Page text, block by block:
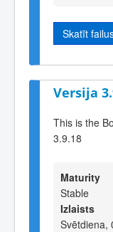
Skatīt
Versija
This is the
3.9.18
Maturity
Stable
Izlaists
Svētdiena,